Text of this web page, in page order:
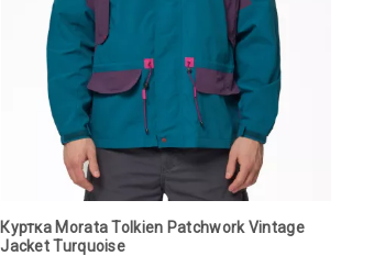
Куртка Morata Tolkien Patchwork Vintage
Jacket Turquoise